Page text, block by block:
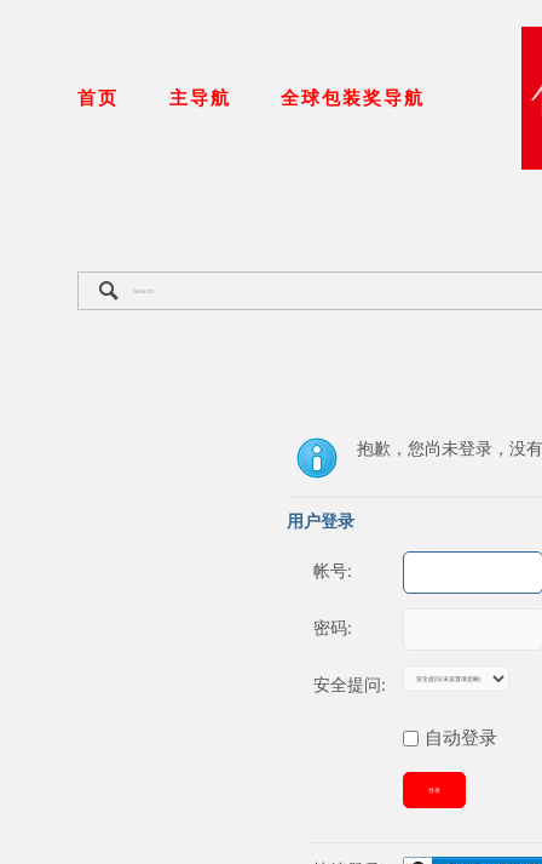
首页 主导航 全球包装奖导航
抱歉，您尚未登录，没
用户登录
帐号:
密码:
安全提问:
自动登录
登录